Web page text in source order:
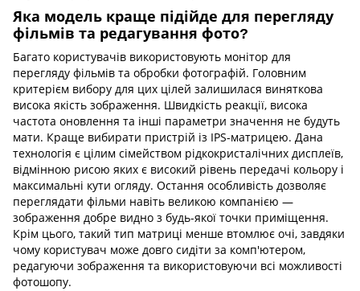
Яка модель краще підійде для перегляду
фільмів та редагування фото?
Багато користувачів використовують монітор для
перегляду фільмів та обробки фотографій. Головним
критерієм вибору для цих цілей залишилася виняткова
висока якість зображення. Швидкість реакції, висока
частота оновлення та інші параметри значення не будуть
мати. Краще вибирати пристрій із IPS-матрицею. Дана
технологія є цілим сімейством рідкокристалічних дисплеїв,
відмінною рисою яких є високий рівень передачі кольору і
максимальні кути огляду. Остання особливість дозволяє
переглядати фільми навіть великою компанією —
зображення добре видно з будь-якої точки приміщення.
Крім цього, такий тип матриці менше втомлює очі, завдяки
чому користувач може довго сидіти за комп'ютером,
редагуючи зображення та використовуючи всі можливості
фотошопу.